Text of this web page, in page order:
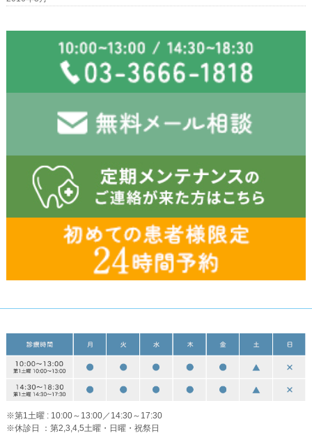
※第1土曜 : 10:00～13:00／14:30～17:30
※休診日 ：第2,3,4,5土曜・日曜・祝祭日